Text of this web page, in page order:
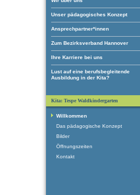
Unser pädagogisches Konzept
Ansprechpartner*innen
Zum Bezirksverband Hannover
Ihre Karriere bei uns
Lust auf eine berufsbegleitende
Ausbildung in der Kita?
Kita: Tespe Waldkindergarten
Willkommen
Das pädagogische Konzept
Bilder
Öffnungszeiten
Kontakt